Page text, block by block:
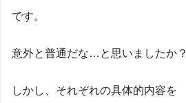
です。
意外と普通だな…と思いましたか？
しかし、それぞれの具体的内容を